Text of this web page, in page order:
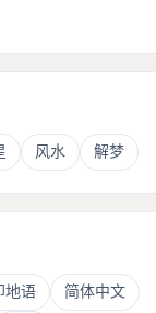
风水 解梦
地语
简体中文